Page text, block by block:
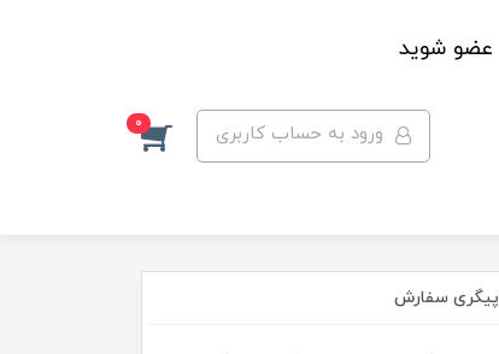
عضو شوید
ورود به حساب کاربری 0
پیگری سفارش